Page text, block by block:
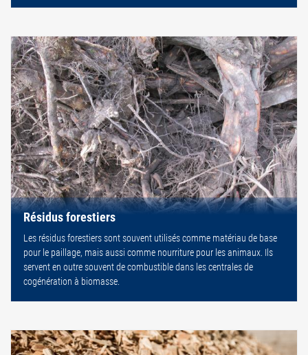
Résidus forestiers
Les résidus forestiers sont souvent utilisés comme matériau de base
pour le paillage, mais aussi comme nourriture pour les animaux. Ils
servent en outre souvent de combustible dans les centrales de
cogénération à biomasse.